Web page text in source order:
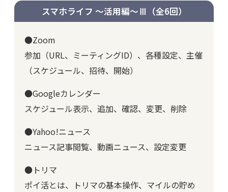
スマホライフ ～活用編～Ⅲ （全6回）
●Zoom
参加（URL、ミーティングID）、各種設定、主催
（スケジュール、招待、開始）
●Googleカレンダー
スケジュール表示、追加、確認、変更、削除
●Yahoo!ニュース
ニュース記事閲覧、動画ニュース、設定変更
●トリマ
ポイ活とは、トリマの基本操作、マイルの貯め